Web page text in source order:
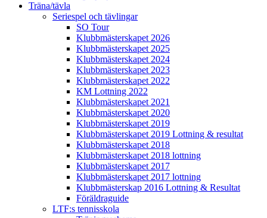
Träna/tävla
Seriespel och tävlingar
SO Tour
Klubbmästerskapet 2026
Klubbmästerskapet 2025
Klubbmästerskapet 2024
Klubbmästerskapet 2023
Klubbmästerskapet 2022
KM Lottning 2022
Klubbmästerskapet 2021
Klubbmästerskapet 2020
Klubbmästerskapet 2019
Klubbmästerskapet 2019 Lottning & resultat
Klubbmästerskapet 2018
Klubbmästerskapet 2018 lottning
Klubbmästerskapet 2017
Klubbmästerskapet 2017 lottning
Klubbmästerskap 2016 Lottning & Resultat
Föräldraguide
LTF:s tennisskola